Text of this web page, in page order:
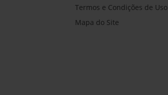
Termos e Condições de Uso
Mapa do Site